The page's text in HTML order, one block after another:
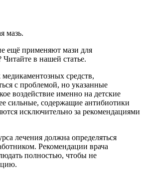
мазь.
ещё применяют мази для
Читайте в нашей статье.
средств,
с проблемой, но указанные
воздействие именно на детские
сильные, содержащие антибиотики
исключительно за рекомендациями
лечения должна определяться
Рекомендации врача
полностью, чтобы не